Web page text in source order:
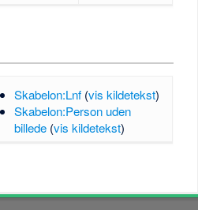
Skabelon:Lnf (vis kildetekst)
Skabelon:Person uden
billede (vis kildetekst)